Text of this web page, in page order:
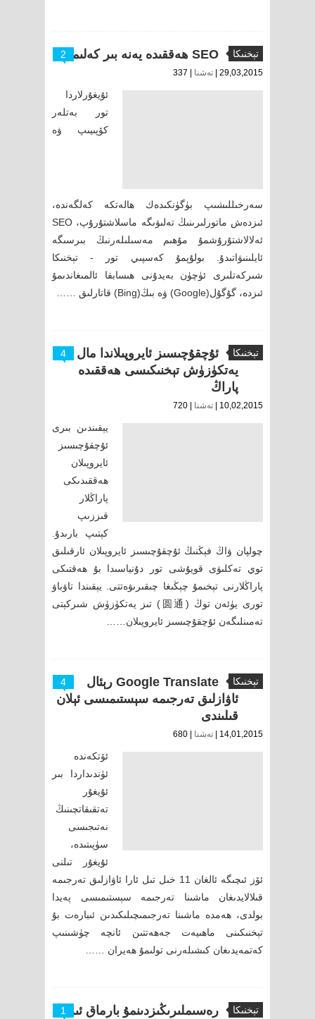
تېخنىكا SEO ھەققىدە يەنە بىر كەلىمە 2
29,03,2015 | تەشنا
ئۇيغۇرلاردا
تور بەتلەر
كۆپىيىپ ۋە
سەرخىللىشىپ بۈگۈنكىدەك ھالەتكە كەلگەندە،
ئىزدەش ماتورلىرىنىڭ تەلىۋىگە ماسلاشتۇرۇپ، SEO
ئەلالاشتۇرۇشمۇ مۇھىم مەسىلىلەرنىڭ بىرسىگە
ئايلىنىۋاتىدۇ. بولۇپمۇ كەسپىي تور - تېخنىكا
شىركەتلىرى ئۈچۈن بەيدۇنى ھىسابقا ئالمىغاندىمۇ
ئىزدە، گۇگۇل(Google) ۋە بىڭ(Bing) قاتارلىق ……
تېخنىكا
ئۇچقۇچىسىز ئايروپىلاندا مال
يەتكۈزۈش تېخنىكىسى ھەققىدە
پاراڭ
4
10,02,2015 | تەشنا
يېقىندىن بىرى
ئۇچقۇچىسىز
ئايروپىلان
ھەققىدىكى
پاراڭلار
قىززىپ
كېتىپ بارىدۇ.
چولپان ۋاڭ فېڭنىڭ ئۇچقۇچىسىز ئايروپىلان ئارقىلىق
توي تەكلىۋى قويۇشى تور دۇنياسىدا بۇ ھەقتىكى
پاراڭلارنى تېخىمۇ چېڭىغا چىقىرىۋەتتى. يېقىندا تاۋباۋ
تورى يۈئەن توڭ (圆通) تىز يەتكۈزۈش شىركېتى
تەمىنلىگەن ئۇچقۇچىسىز ئايروپىلان……
تېخنىكا
Google Translate رېئال
ئاۋازلىق تەرجىمە سېستىمىسى ئېلان
قىلىندى
4
14,01,2015 | تەشنا
ئۆتكەندە
ئۈندىداردا بىر
ئۇيغۇر
تەتقىقاتچىنىڭ
نەتىجىسى
سۈپىتىدە،
ئۇيغۇر تىلنى
ئۆز ئىچىگە ئالغان 11 خىل تىل ئارا ئاۋازلىق تەرجىمە
قىلالايدىغان ماشىنا تەرجىمە سېستىمىسى پەيدا
بولدى، ھەمدە ماشىنا تەرجىمىچىلىكىدىن ئىبارەت بۇ
تېخنىكىنى ماھىيەت جەھەتتىن ئانچە چۈشىنىپ
كەتمەيدىغان كىشىلەرنى تولىمۇ ھەيران ……
تېخنىكا
رەسىملىرىڭىزدىنمۇ بارماق ئىز
1